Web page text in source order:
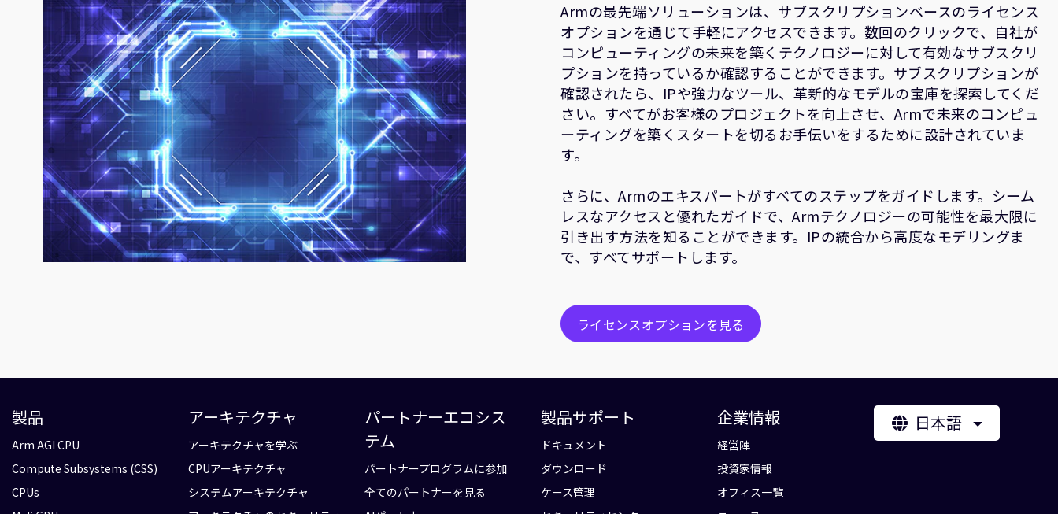
Armの最先端ソリューションは、サブスクリプションベースのライセンス
オプションを通じて手軽にアクセスできます。数回のクリックで、自社が
コンピューティングの未来を築くテクノロジーに対して有効なサブスクリ
プションを持っているか確認することができます。サブスクリプションが
確認されたら、IPや強力なツール、革新的なモデルの宝庫を探索してくだ
さい。すべてがお客様のプロジェクトを向上させ、Armで未来のコンピュ
ーティングを築くスタートを切るお手伝いをするために設計されていま
す。
さらに、Armのエキスパートがすべてのステップをガイドします。シーム
レスなアクセスと優れたガイドで、Armテクノロジーの可能性を最大限に
引き出す方法を知ることができます。IPの統合から高度なモデリングま
で、すべてサポートします。
ライセンスオプションを見る
製品
Arm AGI CPU
Compute Subsystems (CSS)
CPUs
アーキテクチャ
アーキテクチャを学ぶ
CPUアーキテクチャ
システムアーキテクチャ
パートナーエコシス
テム
パートナープログラムに参加
全てのパートナーを見る
製品サポート
ドキュメント
ダウンロード
ケース管理
企業情報
経営陣
投資家情報
オフィス一覧
日本語